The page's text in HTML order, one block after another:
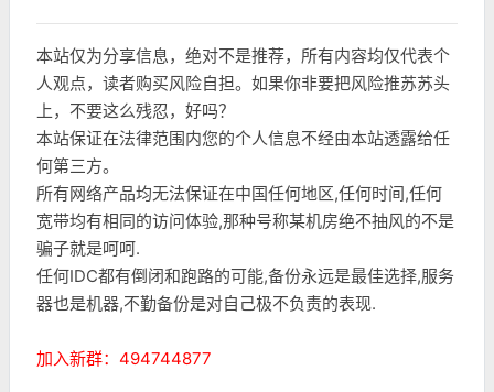
本站仅为分享信息，绝对不是推荐，所有内容均仅代表个
人观点，读者购买风险自担。如果你非要把风险推苏苏头
上，不要这么残忍，好吗？
本站保证在法律范围内您的个人信息不经由本站透露给任
何第三方。
所有网络产品均无法保证在中国任何地区,任何时间,任何
宽带均有相同的访问体验,那种号称某机房绝不抽风的不是
骗子就是呵呵.
任何IDC都有倒闭和跑路的可能,备份永远是最佳选择,服务
器也是机器,不勤备份是对自己极不负责的表现.
加入新群：494744877